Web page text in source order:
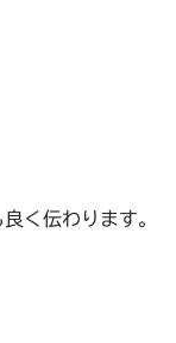
く伝わります。